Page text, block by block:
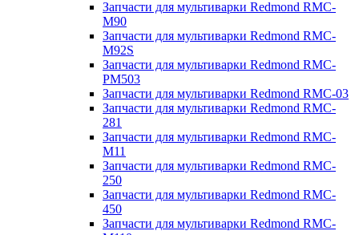
Запчасти для мультиварки Redmond RMC-
M90
Запчасти для мультиварки Redmond RMC-
M92S
Запчасти для мультиварки Redmond RMC-
PM503
Запчасти для мультиварки Redmond RMC-03
Запчасти для мультиварки Redmond RMC-
281
Запчасти для мультиварки Redmond RMC-
M11
Запчасти для мультиварки Redmond RMC-
250
Запчасти для мультиварки Redmond RMC-
450
Запчасти для мультиварки Redmond RMC-